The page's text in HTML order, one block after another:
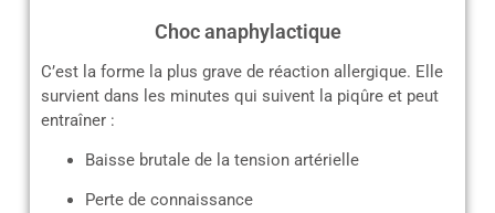
Choc anaphylactique
C’est la forme la plus grave de réaction allergique. Elle
survient dans les minutes qui suivent la piqûre et peut
entraîner :
Baisse brutale de la tension artérielle
Perte de connaissance